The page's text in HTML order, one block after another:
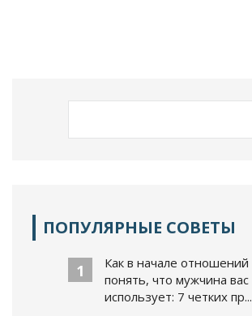
ПОПУЛЯРНЫЕ СОВЕТЫ
1
Как в начале отношений
понять, что мужчина вас
использует: 7 четких пр...